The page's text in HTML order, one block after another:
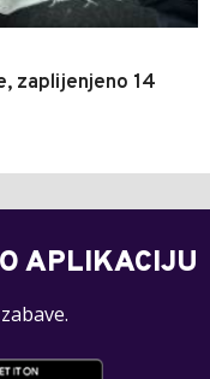
zaplijenjeno 14
APLIKACIJU